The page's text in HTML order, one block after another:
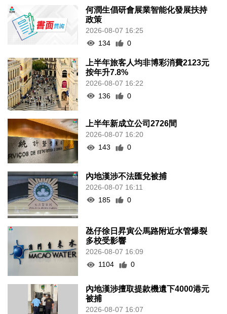
何潤生倡研會展業智能化發展扶持
政策
2026-08-07 16:25
134
0
上半年旅客人均非博彩消費2123元
按年升7.8%
2026-08-07 16:22
136
0
上半年新成立公司2726間
2026-08-07 16:20
143
0
內地漢涉不法匯兌被捕
2026-08-07 16:11
185
0
氹仔徐日昇寅公馬路附近水管爆裂
多校受影響
2026-08-07 16:09
1104
0
內地漢涉擅取提款機遺下4000港元
被捕
2026-08-07 16:07